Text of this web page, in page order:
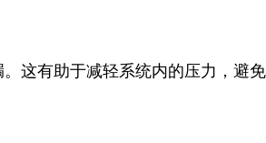
有助于减轻系统内的压力，避